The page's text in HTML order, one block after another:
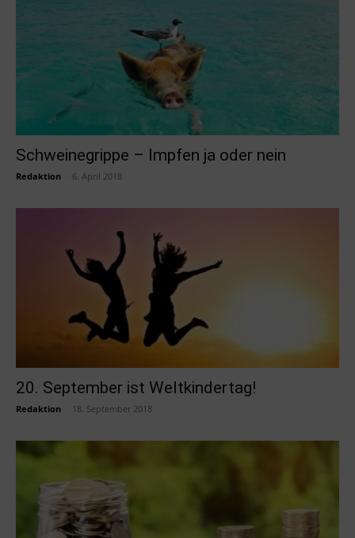
Schweinegrippe – Impfen ja oder nein
Redaktion 6. April 2018
20. September ist Weltkindertag!
Redaktion 18. September 2018